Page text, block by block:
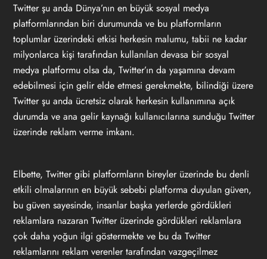
Twitter şu anda Dünya’nın en büyük sosyal medya
platformlarından biri durumunda ve bu platformların
toplumlar üzerindeki etkisi herkesin malumu, tabii ne kadar
milyonlarca kişi tarafından kullanılan devasa bir sosyal
medya platformu olsa da, Twitter’ın da yaşamına devam
edebilmesi için gelir elde etmesi gerekmekte, bilindiği üzere
Twitter şu anda ücretsiz olarak herkesin kullanımına açık
durumda ve ana gelir kaynağı kullanıcılarına sunduğu Twitter
üzerinde reklam verme imkanı.
Elbette, Twitter gibi platformların bireyler üzerinde bu denli
etkili olmalarının en büyük sebebi platforma duyulan güven,
bu güven sayesinde, insanlar başka yerlerde gördükleri
reklamlara nazaran Twitter üzerinde gördükleri reklamlara
çok daha yoğun ilgi göstermekte ve bu da Twitter
reklamlarını reklam verenler tarafından vazgeçilmez